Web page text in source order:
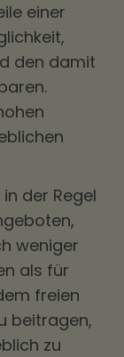
einer
den damit
der Regel
weniger
als für
freien
beitragen,
zu